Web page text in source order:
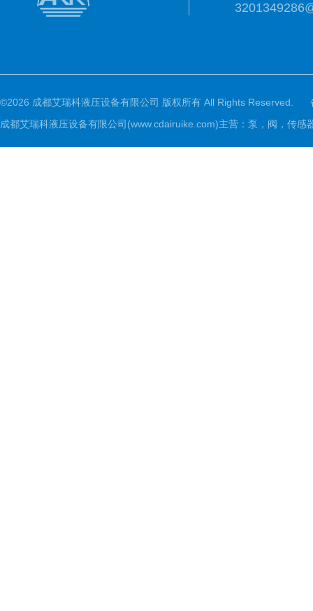
©2026 成都艾瑞科液压设备有限公司 版权所有 All Rights Reserved.
成都艾瑞科液压设备有限公司(www.cdairuike.com)主营：泵，阀，传